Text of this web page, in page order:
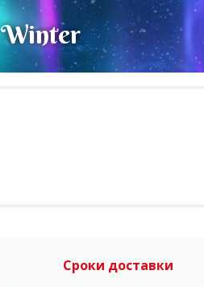
Winter
Сроки доставки